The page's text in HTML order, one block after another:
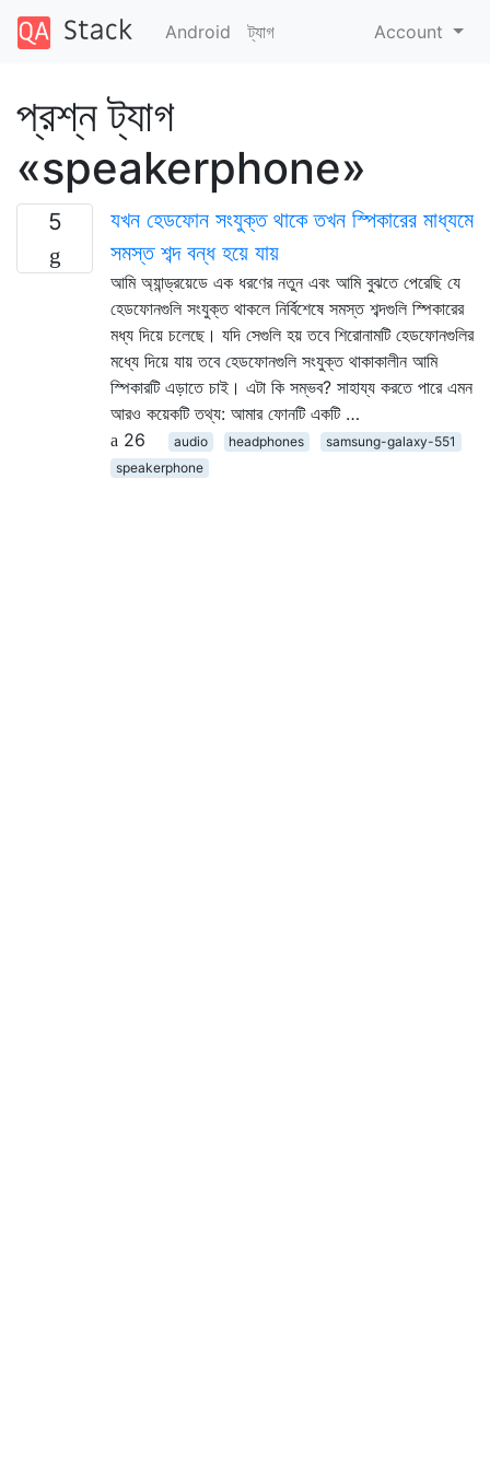
Android ট্যাগ Account
প্রশ্ন ট্যাগ
«speakerphone»
5
যখন হেডফোন সংযুক্ত থাকে তখন স্পিকারের মাধ্যমে
সমস্ত শব্দ বন্ধ হয়ে যায়
আমি অ্যান্ড্রয়েডে এক ধরণের নতুন এবং আমি বুঝতে পেরেছি যে
হেডফোনগুলি সংযুক্ত থাকলে নির্বিশেষে সমস্ত শব্দগুলি স্পিকারের
মধ্য দিয়ে চলেছে। যদি সেগুলি হয় তবে শিরোনামটি হেডফোনগুলির
মধ্যে দিয়ে যায় তবে হেডফোনগুলি সংযুক্ত থাকাকালীন আমি
স্পিকারটি এড়াতে চাই। এটা কি সম্ভব? সাহায্য করতে পারে এমন
আরও কয়েকটি তথ্য: আমার ফোনটি একটি …
26
audio headphones
samsung-galaxy-551
speakerphone